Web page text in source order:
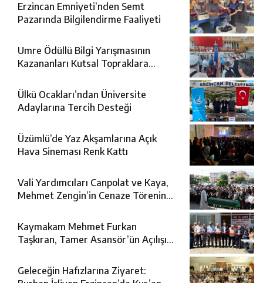
Erzincan Emniyeti’nden Semt
Pazarında Bilgilendirme Faaliyeti
Umre Ödüllü Bilgi Yarışmasının
Kazananları Kutsal Topraklara
Ülkü Ocakları’ndan Üniversite
Adaylarına Tercih Desteği
Üzümlü’de Yaz Akşamlarına Açık
Hava Sineması Renk Kattı
Vali Yardımcıları Canpolat ve Kaya,
Mehmet Zengin’in Cenaze Törenine
Kaymakam Mehmet Furkan
Taşkıran, Tamer Asansör’ün Açılışına
Geleceğin Hafızlarına Ziyaret: